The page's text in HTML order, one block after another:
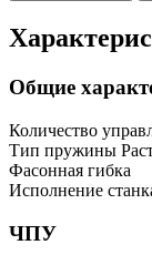
Общие
Количество
Тип пружины
Фасонная гибка
Исполнение
ЧПУ